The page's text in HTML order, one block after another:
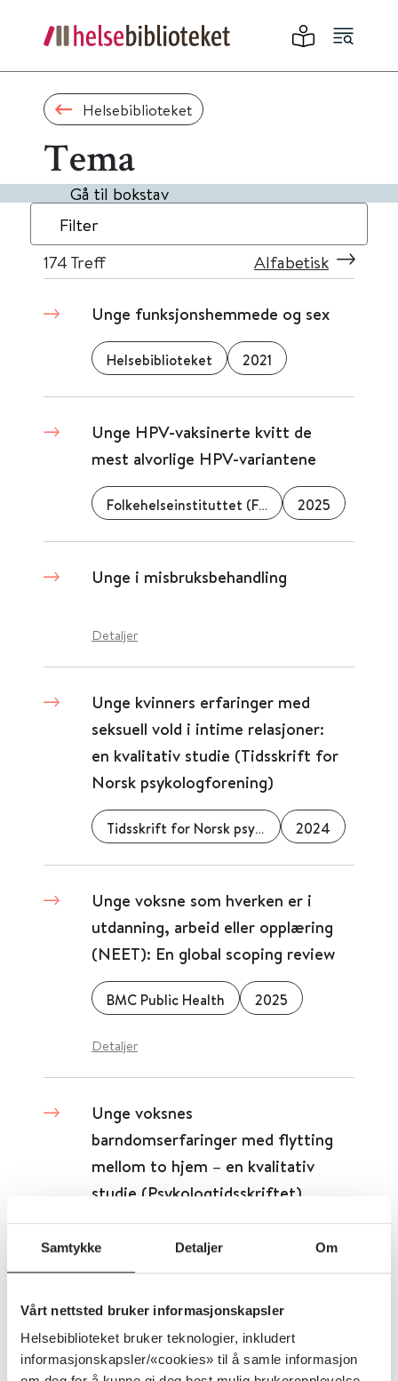
Samtykke Detaljer Om
Vårt nettsted bruker informasjonskapsler
Helsebiblioteket bruker teknologier, inkludert
informasjonskapsler/«cookies» til å samle informasjon
Helsebiblioteket
Tema
Gå til bokstav
Filter
174 Treff Alfabetisk
Unge funksjonshemmede og sex
Helsebiblioteket 2021
Unge HPV-vaksinerte kvitt de
mest alvorlige HPV-variantene
Folkehelseinstituttet (FHI) 2025
Unge i misbruksbehandling
Detaljer
Unge kvinners erfaringer med
seksuell vold i intime relasjoner:
en kvalitativ studie (Tidsskrift for
Norsk psykologforening)
Tidsskrift for Norsk psykologforening 2024
Unge voksne som hverken er i
utdanning, arbeid eller opplæring
(NEET): En global scoping review
BMC Public Health 2025
Detaljer
Unge voksnes
barndomserfaringer­ med flytting
mellom to hjem – en kvalitativ
studie (Psykologtidsskriftet)
2025
Unges forståelse av åpenhet om
psykiske problemer: en kvalitativ
studie (Tidsskrift for Norsk